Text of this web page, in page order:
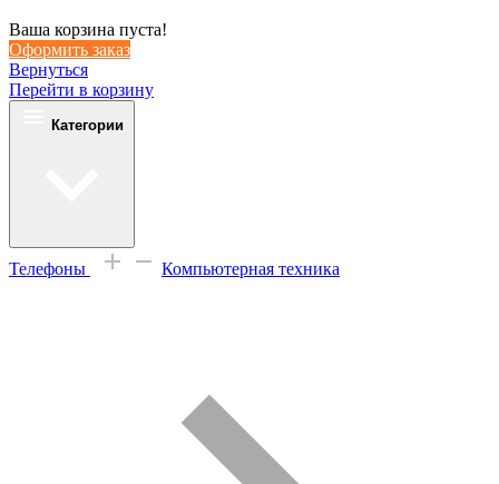
Ваша корзина пуста!
Оформить заказ
Вернуться
Перейти в корзину
Категории
Телефоны Компьютерная техника